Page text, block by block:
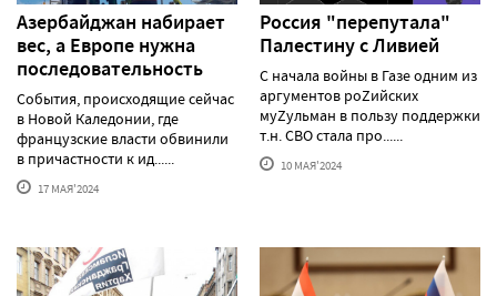
Азербайджан набирает
вес, а Европе нужна
последовательность
События, происходящие сейчас
в Новой Каледонии, где
французские власти обвинили
в причастности к ид......
17 МАЯ'2024
Россия "перепутала"
Палестину с Ливией
С начала войны в Газе одним из
аргументов роZийских
муZульман в пользу поддержки
т.н. СВО стала про......
10 МАЯ'2024